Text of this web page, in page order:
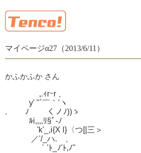
マイページα27（2013/6/11）
かふかふか さん
,.ｨrｰr 、
y' "´￣｀'ヽ
.　　 ﾉ　　 くノﾉ))ゝ
ﾙi,,,,ﾘ§ﾟ-ﾉ
'k'_,i{X l}〈つ[|三＞
／'/_ハ.ゝ、
｀'ﾄ_ﾉ'ﾄ,ﾉ"